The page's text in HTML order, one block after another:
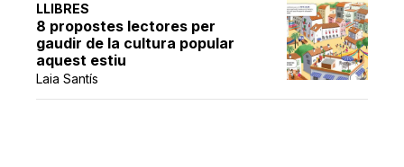
LLIBRES
8 propostes lectores per
gaudir de la cultura popular
aquest estiu
Laia Santís